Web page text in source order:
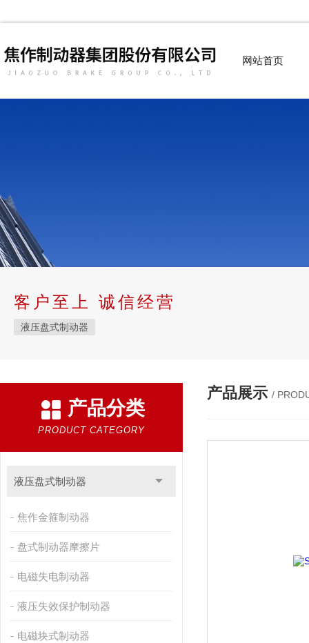
网站首页
客户至上 诚信经营
液压盘式制动器
产品分类
PRODUCT CATEGORY
液压盘式制动器
焦作金箍制动器
盘式制动器摩擦片
电磁失电制动器
液压失效保护制动器
电磁块式制动器
产品展示 /